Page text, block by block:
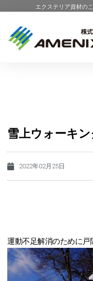
エクステリア資材の
雪上ウォーキ
2022年02月25日
運動不足解消のために戸